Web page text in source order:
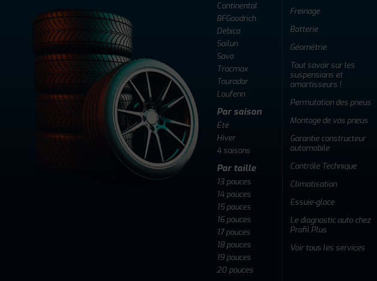
Continental
BFGoodrich
Debica
Sailun
Sava
Tracmax
Tourador
Laufenn
Par saison
Été
Hiver
4 saisons
Par taille
13 pouces
14 pouces
15 pouces
16 pouces
17 pouces
18 pouces
19 pouces
20 pouces
Freinage
Batterie
Géométrie
Tout savoir sur les
suspensions et
amortisseurs !
Permutation des pneus
Montage de vos pneus
Garantie constructeur
automobile
Contrôle Technique
Climatisation
Essuie-glace
Le diagnostic auto chez
Profil Plus
Voir tous les services